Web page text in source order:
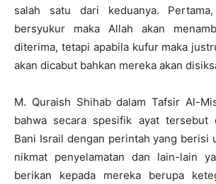
salah satu dari keduanya.
bersyukur maka Allah akan
diterima, tetapi apabila kufur maka
akan dicabut bahkan mereka akan
M. Quraish Shihab dalam Tafsir Al-
bahwa secara spesifik ayat tersebut
Bani Israil dengan perintah yang berisi
nikmat penyelamatan dan lain-lain
berikan kepada mereka berupa